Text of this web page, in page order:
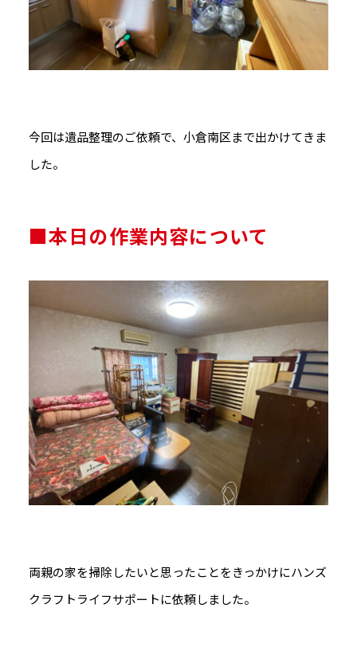
今回は遺品整理のご依頼で、小倉南区まで出かけてきま
した。
■本日の作業内容について
両親の家を掃除したいと思ったことをきっかけにハンズ
クラフトライフサポートに依頼しました。